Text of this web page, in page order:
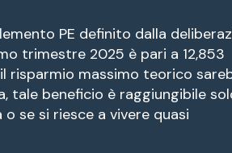
PE definito dalla
trimestre 2025 è pari a 12,853
risparmio massimo teorico
tale beneficio è raggiungibile
se si riesce a vivere quasi